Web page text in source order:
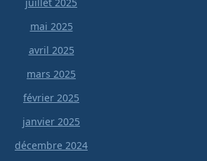
mai 2025
avril 2025
mars 2025
février 2025
janvier 2025
décembre 2024